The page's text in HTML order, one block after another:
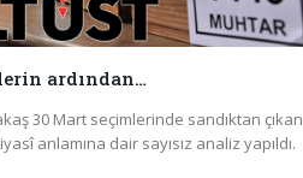
ardından…
30 Mart seçimlerinde sandıktan çıkan
anlamına dair sayısız analiz yapıldı.